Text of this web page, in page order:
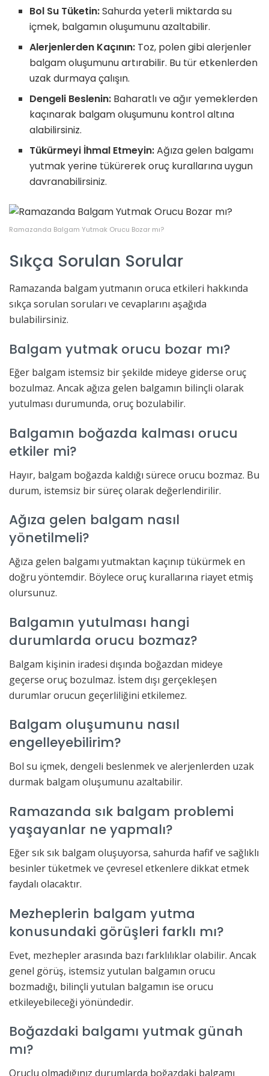
Bol Su Tüketin:Sahurda yeterli miktarda su
içmek, balgamın oluşumunu azaltabilir.
Alerjenlerden Kaçının: Toz, polen gibi alerjenler
balgam oluşumunu artırabilir. Bu tür etkenlerden
uzak durmaya çalışın.
Dengeli Beslenin: Baharatlı ve ağır yemeklerden
kaçınarak balgam oluşumunu kontrol altına
alabilirsiniz.
Tükürmeyi İhmal Etmeyin:Ağıza gelen balgamı
yutmak yerine tükürerek oruç kurallarına uygun
davranabilirsiniz.
Ramazanda Balgam Yutmak Orucu Bozar mı?
Sıkça Sorulan Sorular
Ramazanda balgam yutmanın oruca etkileri hakkında
sıkça sorulan soruları ve cevaplarını aşağıda
bulabilirsiniz.
Balgam yutmak orucu bozar mı?
Eğer balgam istemsiz bir şekilde mideye giderse oruç
bozulmaz. Ancak ağıza gelen balgamın bilinçli olarak
yutulması durumunda, oruç bozulabilir.
Balgamın boğazda kalması orucu
etkiler mi?
Hayır, balgam boğazda kaldığı sürece orucu bozmaz. Bu
durum, istemsiz bir süreç olarak değerlendirilir.
Ağıza gelen balgam nasıl
yönetilmeli?
Ağıza gelen balgamı yutmaktan kaçınıp tükürmek en
doğru yöntemdir. Böylece oruç kurallarına riayet etmiş
olursunuz.
Balgamın yutulması hangi
durumlarda orucu bozmaz?
Balgam kişinin iradesi dışında boğazdan mideye
geçerse oruç bozulmaz. İstem dışı gerçekleşen
durumlar orucun geçerliliğini etkilemez.
Balgam oluşumunu nasıl
engelleyebilirim?
Bol su içmek, dengeli beslenmek ve alerjenlerden uzak
durmak balgam oluşumunu azaltabilir.
Ramazanda sık balgam problemi
yaşayanlar ne yapmalı?
Eğer sık sık balgam oluşuyorsa, sahurda hafif ve sağlıklı
besinler tüketmek ve çevresel etkenlere dikkat etmek
faydalı olacaktır.
Mezheplerin balgam yutma
konusundaki görüşleri farklı mı?
Evet, mezhepler arasında bazı farklılıklar olabilir. Ancak
genel görüş, istemsiz yutulan balgamın orucu
bozmadığı, bilinçli yutulan balgamın ise orucu
etkileyebileceği yönündedir.
Boğazdaki balgamı yutmak günah
mı?
Oruçlu olmadığınız durumlarda boğazdaki balgamı